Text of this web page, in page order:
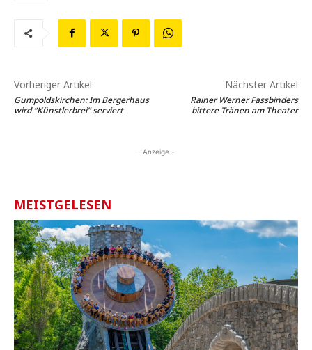
Vorheriger Artikel
Gumpoldskirchen: Im Bergerhaus
wird “Künstlerbrei” serviert
Nächster Artikel
Rainer Werner Fassbinders
bittere Tränen am Theater
- Anzeige -
MEISTGELESEN